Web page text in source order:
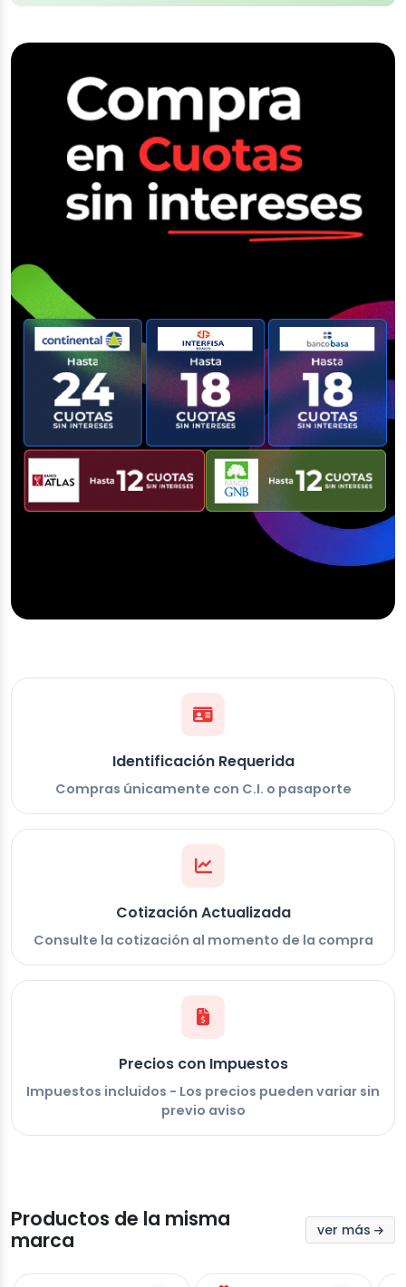
Identificación Requerida
Compras únicamente con C.I. o pasaporte
Cotización Actualizada
Consulte la cotización al momento de la compra
Precios con Impuestos
Impuestos incluidos - Los precios pueden variar sin
previo aviso
Productos de la misma
marca
ver más